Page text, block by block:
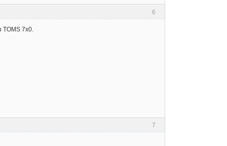
6
7x0.
7